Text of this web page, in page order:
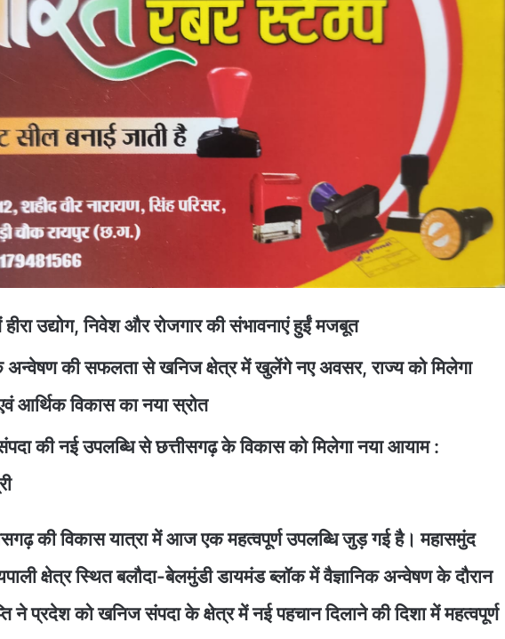
उद्योग, निवेश और रोजगार की संभावनाएं हुईं मजबूत
अन्वेषण की सफलता से खनिज क्षेत्र में खुलेंगे नए अवसर, राज्य को मिलेगा
आर्थिक विकास का नया स्रोत
की नई उपलब्धि से छत्तीसगढ़ के विकास को मिलेगा नया आयाम :
की विकास यात्रा में आज एक महत्वपूर्ण उपलब्धि जुड़ गई है। महासमुंद
क्षेत्र स्थित बलौदा-बेलमुंडी डायमंड ब्लॉक में वैज्ञानिक अन्वेषण के दौरान
ने प्रदेश को खनिज संपदा के क्षेत्र में नई पहचान दिलाने की दिशा में महत्वपूर्ण